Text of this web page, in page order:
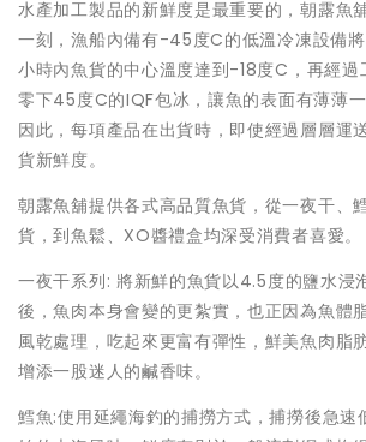
水產加工製品的新鮮度是最重要的，朝露魚
一刻，漁船內備有-45度C的低溫冷凍設備
小時內魚貨的中心溫度達到-18度C，再經過
零下45度C的IQF包冰，讓魚的表面有薄薄
因此，每項產品在出貨時，即使經過層層運
貨新鮮度。
朝露魚舖提供各式高品質魚貨，從一夜干、
貨，到魚鬆、XO醬禮盒均深受消費者喜愛。
一夜干系列: 將新鮮的魚貨以4.5度的鹽水浸
後，魚肉本身會變的更紮實，也正因為魚體
風乾處理，吃起來更富有彈性，鮮美魚肉脂
增添一股迷人的鹹香味。
鱈魚:使用延繩海釣的捕撈方式，捕撈後急速